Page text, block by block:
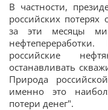
В частности,
российских потерях
за эти месяцы
российские
останавливать
Природа
именно это
потери денег".